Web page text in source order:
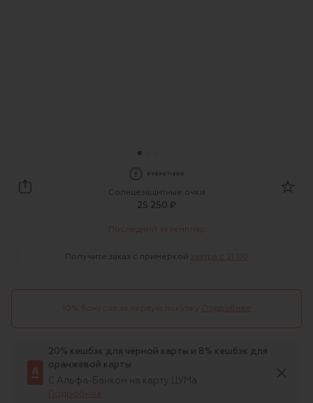
EYEPETIZER
Солнцезащитные очки
25 250 ₽
Последний экземпляр
Получите заказ с примеркой завтра c 21:00
10% бонусов за первую покупку Подробнее
20% кешбэк для чёрной карты и 8% кешбэк для
оранжевой карты
С Альфа-Банком на карту ЦУМа
Подробнее